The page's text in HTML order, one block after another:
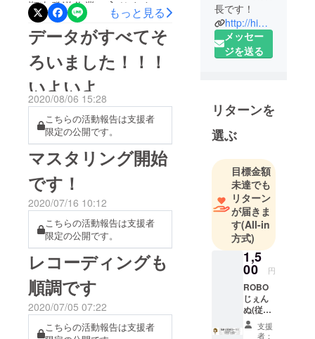
順次発送作業に入りますの
でもう少しだけおまちくだ
さい！
もっと見る
データがすべてそ
ろいました！！！
いよいよ
2020/08/06 15:28
こちらの活動報告は支援者
限定の公開です。
マスタリング開始
です！
2020/07/16 10:12
こちらの活動報告は支援者
限定の公開です。
レコーディングも
順調です
2020/07/05 07:22
こちらの活動報告は支援者
長です！
http://himitsukichisakaba-robota.com/
メッセー
ジを送る
リターンを
選ぶ
目標金額
未達でも
リターン
が届きま
す(All-in
方式)
1,5
00 円
ROBO
じぇん
ぬ(従業
員）と
店長に
支援
者：